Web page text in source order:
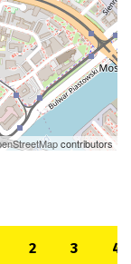
contributors
2 3 4